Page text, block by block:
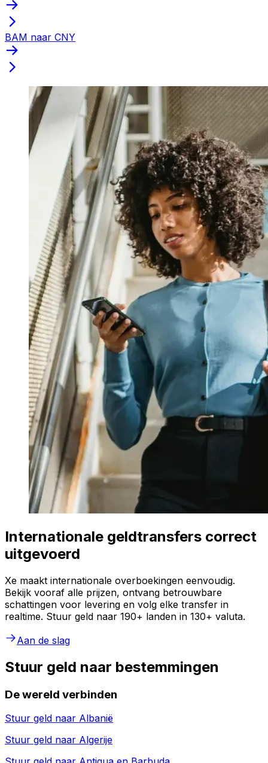
BAM naar CNY
Internationale geldtransfers correct
uitgevoerd
Xe maakt internationale overboekingen eenvoudig.
Bekijk vooraf alle prijzen, ontvang betrouwbare
schattingen voor levering en volg elke transfer in
realtime. Stuur geld naar 190+ landen in 130+ valuta.
Aan de slag
Stuur geld naar bestemmingen
De wereld verbinden
Stuur geld naar Albanië
Stuur geld naar Algerije